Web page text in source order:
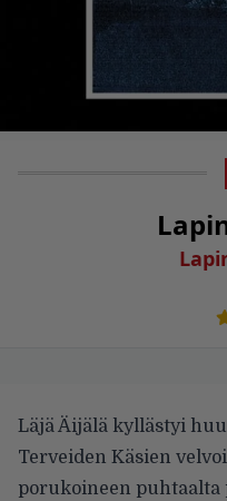
Läjä Äijälä kyllästyi
Terveiden Käsien
porukoineen puhtaalta